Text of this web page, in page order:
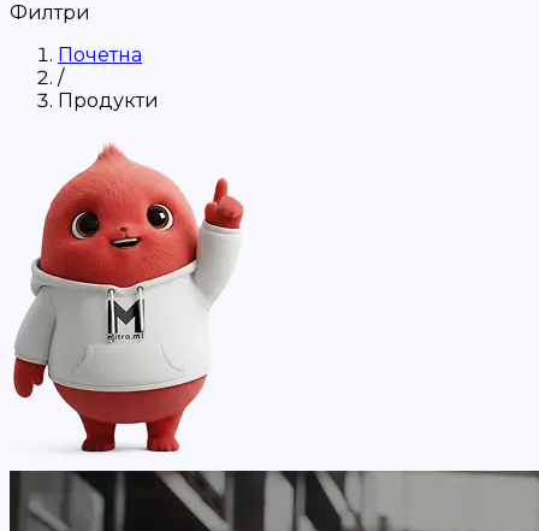
Филтри
Почетна
/
Продукти